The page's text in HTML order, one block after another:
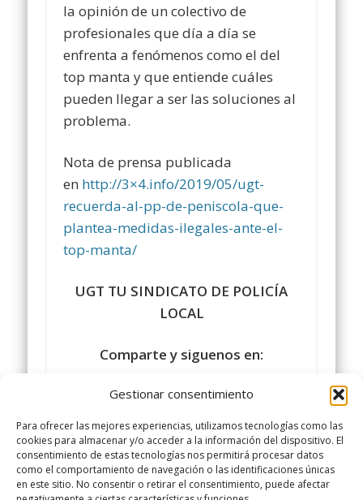
Gestionar consentimiento
Para ofrecer las mejores experiencias, utilizamos tecnologías como las
cookies para almacenar y/o acceder a la información del dispositivo. El
consentimiento de estas tecnologías nos permitirá procesar datos
como el comportamiento de navegación o las identificaciones únicas
en este sitio. No consentir o retirar el consentimiento, puede afectar
la opinión de un colectivo de
profesionales que día a día se
enfrenta a fenómenos como el del
top manta y que entiende cuáles
pueden llegar a ser las soluciones al
problema.
Nota de prensa publicada
en http://3×4.info/2019/05/ugt-
recuerda-al-pp-de-peniscola-que-
plantea-medidas-ilegales-ante-el-
top-manta/
UGT TU SINDICATO DE POLICÍA
LOCAL
Comparte y siguenos en: